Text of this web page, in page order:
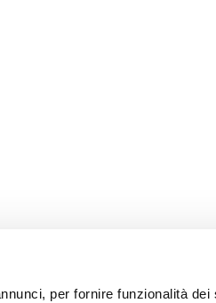
per fornire funzionalità dei